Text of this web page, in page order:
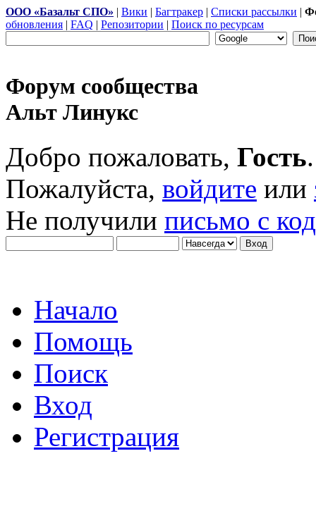
ООО «Базальт СПО» | Вики | Багтракер | Списки рассылки |
обновления | FAQ | Репозитории | Поиск по ресурсам
Форум сообщества
Альт Линукс
Добро пожаловать, Гость.
Пожалуйста, войдите или
Не получили письмо с
Начало
Помощь
Поиск
Вход
Регистрация